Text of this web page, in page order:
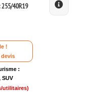
255/40R19
!
devis
:
SUV
utilitaires)